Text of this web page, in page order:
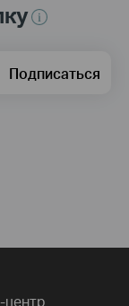
Подписаться